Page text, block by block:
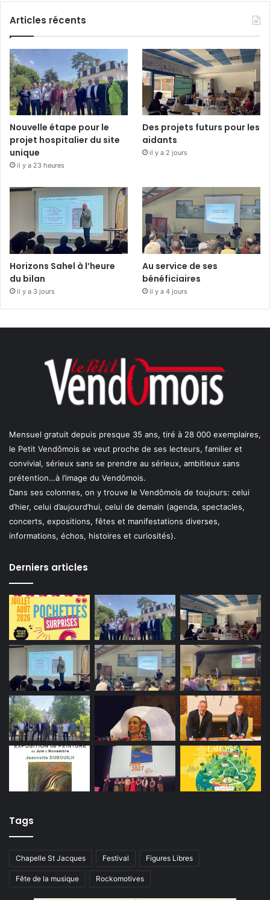
Articles récents
Nouvelle étape pour le
projet hospitalier du site
unique
il y a 23 heures
Des projets futurs pour les
aidants
il y a 2 jours
Horizons Sahel à l’heure
du bilan
il y a 3 jours
Au service de ses
bénéficiaires
il y a 4 jours
Mensuel gratuit depuis presque 35 ans, tiré à 28 000 exemplaires,
le Petit Vendômois se veut proche de ses lecteurs, familier et
convivial, sérieux sans se prendre au sérieux, ambitieux sans
prétention…à l’image du Vendômois.
Dans ses colonnes, on y trouve le Vendômois de toujours: celui
d’hier, celui d’aujourd’hui, celui de demain (agenda, spectacles,
concerts, expositions, fêtes et manifestations diverses,
informations, échos, histoires et curiosités).
Derniers articles
Tags
Chapelle St Jacques Festival Figures Libres
Fête de la musique Rockomotives